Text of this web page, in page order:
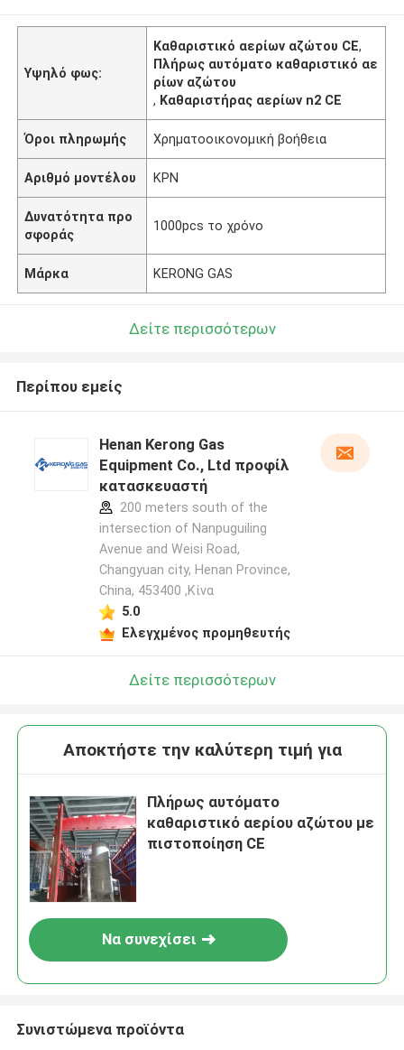
Υψηλό φως:
Καθαριστικό αερίων αζώτου CE,
Πλήρως αυτόματο καθαριστικό αε
ρίων αζώτου
, Καθαριστήρας αερίων n2 CE
Όροι πληρωμής Χρηματοοικονομική βοήθεια
Αριθμό μοντέλου ΚΡΝ
Δυνατότητα προ
σφοράς
1000pcs το χρόνο
Μάρκα KERONG GAS
Δείτε περισσότερων
Περίπου εμείς
Henan Kerong Gas
Equipment Co., Ltd προφίλ
κατασκευαστή
200 meters south of the
intersection of Nanpuguiling
Avenue and Weisi Road,
Changyuan city, Henan Province,
China, 453400 ,Κίνα
5.0
Ελεγχμένος προμηθευτής
Δείτε περισσότερων
Αποκτήστε την καλύτερη τιμή για
Πλήρως αυτόματο
καθαριστικό αερίου αζώτου με
πιστοποίηση CE
Να συνεχίσει
Συνιστώμενα προϊόντα